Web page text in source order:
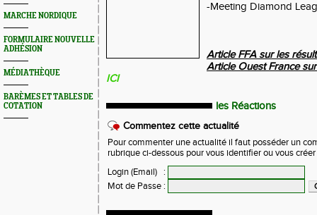
MARCHE NORDIQUE
FORMULAIRE NOUVELLE
ADHÉSION
MÉDIATHÈQUE
BARÈMES ET TABLES DE
COTATION
-Meeting Diamond
Article FFA sur les
Article Ouest France
ICI
les Réactions
Commentez cette actualité
Pour commenter une actualité il faut posséder un
rubrique ci-dessous pour vous identifier ou vous
Login (Email)
:
Mot de Passe :